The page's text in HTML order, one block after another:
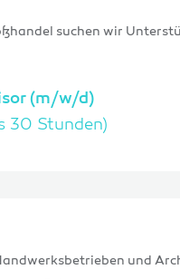
suchen wir
(m/w/d)
30 Stunden)
und